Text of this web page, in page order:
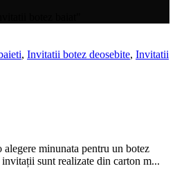
, Invitatii botez deosebite, Invitatii
minunata pentru un botez
sunt realizate din carton m...